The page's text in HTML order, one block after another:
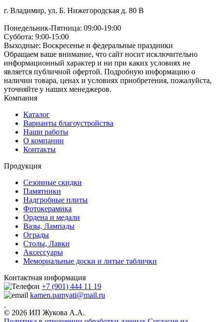
г. Владимир, ул. Б. Нижегородская д. 80 В
Понедельник-Пятница: 09:00-19:00
Суббота: 9:00-15:00
Выходные: Воскресенье и федеральные праздники
Обращаем ваше внимание, что сайт носит исключительно
информационный характер и ни при каких условиях не
является публичной офертой. Подробную информацию о
наличии товара, ценах и условиях приобретения, пожалуйста,
уточняйте у наших менеджеров.
Компания
Каталог
Варианты благоустройства
Наши работы
О компании
Контакты
Продукция
Сезонные скидки
Памятники
Надгробные плиты
Фотокерамика
Ордена и медали
Вазы, Лампады
Ограды
Столы, Лавки
Аксессуары
Мемориальные доски и литые таблички
Контактная информация
+7 (901) 444 11 19
kamen.pamyati@mail.ru
© 2026 ИП Жукова А.А.